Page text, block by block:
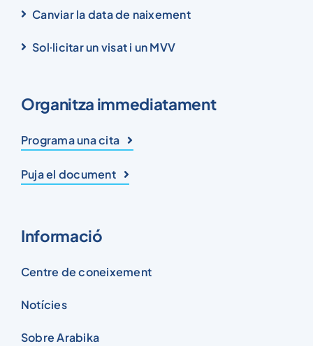
Canviar la data de naixement
Sol·licitar un visat i un MVV
Organitza immediatament
Programa una cita
Puja el document
Informació
Centre de coneixement
Notícies
Sobre Arabika